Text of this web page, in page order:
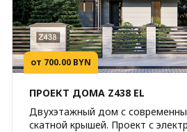
от 700.00 BYN
ПРОЕКТ ДОМА Z438 EL
Двухэтажный дом с
скатной крышей. Проект с